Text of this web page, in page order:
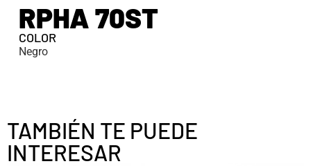
RPHA 70ST
COLOR
Negro
TAMBIÉN TE PUEDE
INTERESAR